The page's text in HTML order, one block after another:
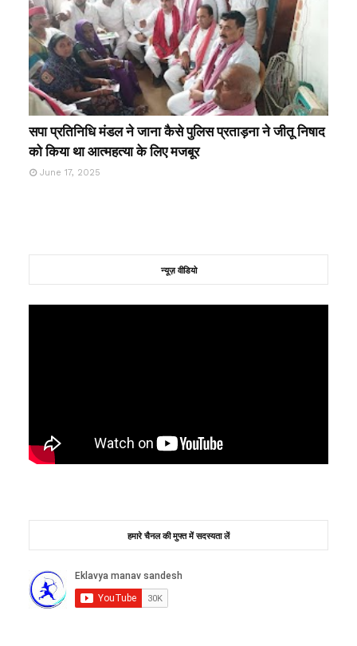
सपा प्रतिनिधि मंडल ने जाना कैसे पुलिस प्रताड़ना ने जीतू निषाद
को किया था आत्महत्या के लिए मजबूर
June 17, 2025
न्यूज़ वीडियो
हमारे चैनल की मुफ्त में सदस्यता लें